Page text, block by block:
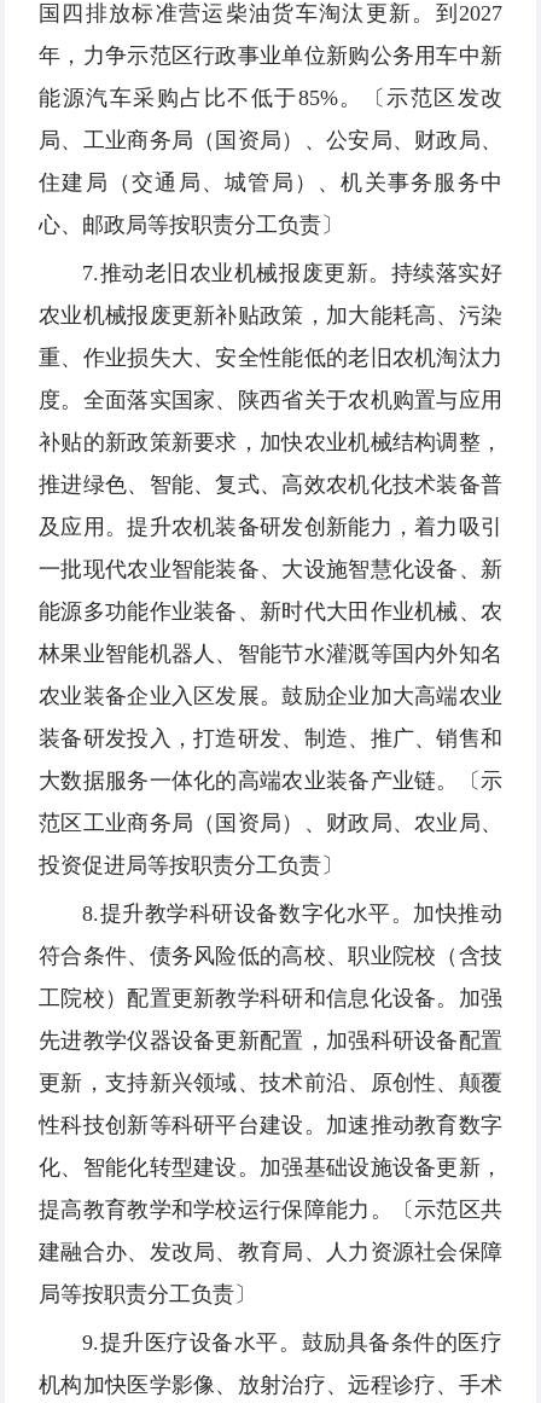
国四排放标准营运柴油货车淘汰更新。到2027
年，力争示范区行政事业单位新购公务用车中新
能源汽车采购占比不低于85%。〔示范区发改
局、工业商务局（国资局）、公安局、财政局、
住建局（交通局、城管局）、机关事务服务中
心、邮政局等按职责分工负责〕
7.推动老旧农业机械报废更新。持续落实好
农业机械报废更新补贴政策，加大能耗高、污染
重、作业损失大、安全性能低的老旧农机淘汰力
度。全面落实国家、陕西省关于农机购置与应用
补贴的新政策新要求，加快农业机械结构调整，
推进绿色、智能、复式、高效农机化技术装备普
及应用。提升农机装备研发创新能力，着力吸引
一批现代农业智能装备、大设施智慧化设备、新
能源多功能作业装备、新时代大田作业机械、农
林果业智能机器人、智能节水灌溉等国内外知名
农业装备企业入区发展。鼓励企业加大高端农业
装备研发投入，打造研发、制造、推广、销售和
大数据服务一体化的高端农业装备产业链。〔示
范区工业商务局（国资局）、财政局、农业局、
投资促进局等按职责分工负责〕
8.提升教学科研设备数字化水平。加快推动
符合条件、债务风险低的高校、职业院校（含技
工院校）配置更新教学科研和信息化设备。加强
先进教学仪器设备更新配置，加强科研设备配置
更新，支持新兴领域、技术前沿、原创性、颠覆
性科技创新等科研平台建设。加速推动教育数字
化、智能化转型建设。加强基础设施设备更新，
提高教育教学和学校运行保障能力。〔示范区共
建融合办、发改局、教育局、人力资源社会保障
局等按职责分工负责〕
9.提升医疗设备水平。鼓励具备条件的医疗
机构加快医学影像、放射治疗、远程诊疗、手术